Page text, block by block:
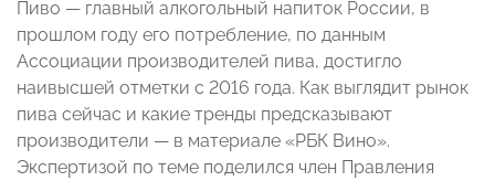
Пиво — главный алкогольный напиток России, в
прошлом году его потребление, по данным
Ассоциации производителей пива, достигло
наивысшей отметки с 2016 года. Как выглядит рынок
пива сейчас и какие тренды предсказывают
производители — в материале «РБК Вино».
Экспертизой по теме поделился член Правления